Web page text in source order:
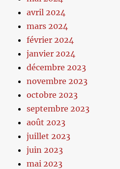
avril 2024
mars 2024
février 2024
janvier 2024
décembre 2023
novembre 2023
octobre 2023
septembre 2023
août 2023
juillet 2023
juin 2023
mai 2023